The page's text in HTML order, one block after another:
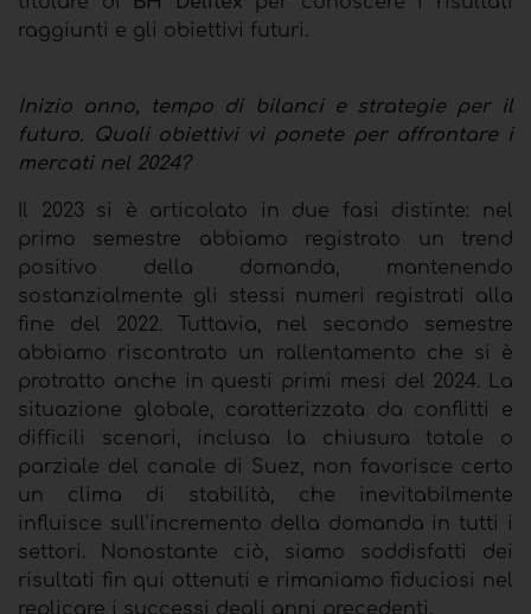
raggiunti e gli obiettivi futuri.
Inizio anno, tempo di bilanci e strategie per il
futuro. Quali obiettivi vi ponete per affrontare i
mercati nel 2024?
Il 2023 si è articolato in due fasi distinte: nel
primo semestre abbiamo registrato un trend
positivo della domanda, mantenendo
sostanzialmente gli stessi numeri registrati alla
fine del 2022. Tuttavia, nel secondo semestre
abbiamo riscontrato un rallentamento che si è
protratto anche in questi primi mesi del 2024. La
situazione globale, caratterizzata da conflitti e
difficili scenari, inclusa la chiusura totale o
parziale del canale di Suez, non favorisce certo
un clima di stabilità, che inevitabilmente
influisce sull'incremento della domanda in tutti i
settori. Nonostante ciò, siamo soddisfatti dei
risultati fin qui ottenuti e rimaniamo fiduciosi nel
replicare i successi degli anni precedenti.